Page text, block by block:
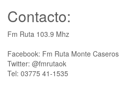
Contacto:
Fm Ruta 103.9 Mhz
Facebook: Fm Ruta Monte Caseros
Twitter: @fmrutaok
Tel: 03775 41-1535